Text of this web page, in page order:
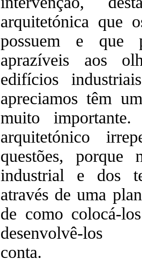
arquitetónica que
possuem e que
aprazíveis aos
edifícios
apreciamos têm
muito
arquitetónico
questões, porque
industrial e dos
através de uma
de como colocá-
desenvolvê-los
conta.